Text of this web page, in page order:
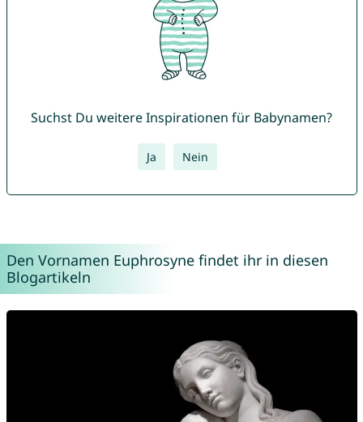
Suchst Du weitere Inspirationen für Babynamen?
Ja Nein
Den Vornamen Euphrosyne findet ihr in diesen
Blogartikeln